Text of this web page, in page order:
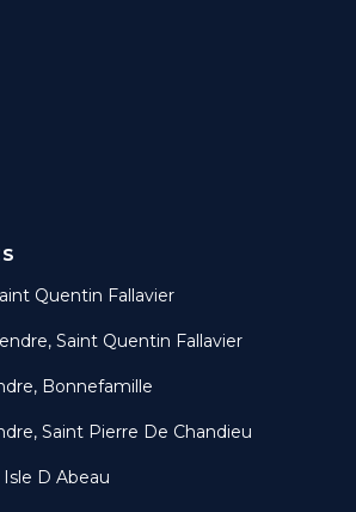
Quentin Fallavier
Saint Quentin Fallavier
Bonnefamille
Saint Pierre De Chandieu
D Abeau